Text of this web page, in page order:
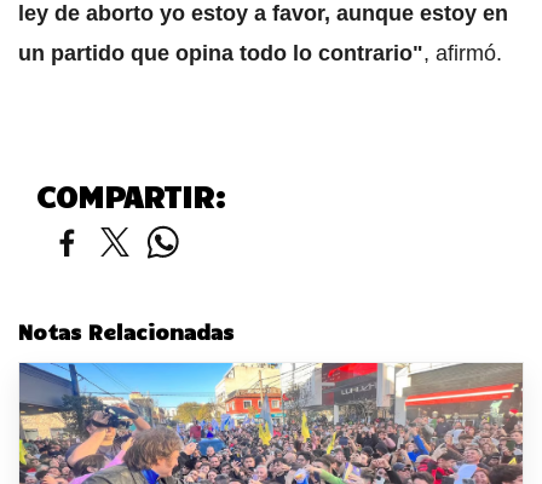
ley de aborto yo estoy a favor, aunque estoy en
un partido que opina todo lo contrario", afirmó.
COMPARTIR:
Notas Relacionadas